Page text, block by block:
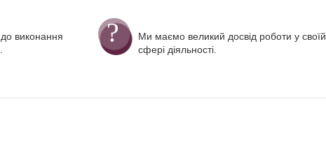
виконання
Ми маємо великий досвід роботи у своїй
сфері діяльності.